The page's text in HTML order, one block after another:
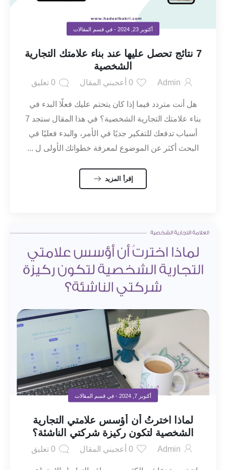
أكتوبر 23, 2024 - في قسم المقالات
7 نتائج تحصل عليها عند بناء علامتك التجارية
الشخصية
Admin
0أعجبني المقال 0 تعليق
هل أنت متردد فيما إذا كان يتحتم عليك فعلًا البدء في
بناء علامتك التجارية الشخصية؟ في هذا المقال ستجد 7
أسباب تدفعك للتفكير جديًا في الأمر، والبدء فعليًا في
البحث أكثر عن الموضوع لمعرفة خطواتك الأولى ل ...
إقرأ المزيد
أكتوبر 7, 2024 - في قسم المقالات
لماذا اخترتُ أن أؤسس علامتي التجارية
الشخصية لتكون ركيزة شركتي الناشئة؟
Admin
0أعجبني المقال 0 تعليق